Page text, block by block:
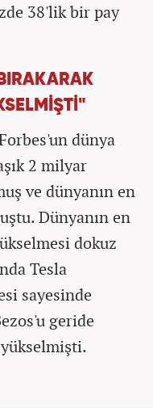
38'lik bir pay
dünya
2 milyar
ve dünyanın en
Dünyanın en
dokuz
Tesla
sayesinde
geride